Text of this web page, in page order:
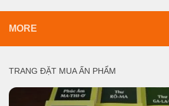
MORE
TRANG ĐẶT MUA ẤN PHẨM